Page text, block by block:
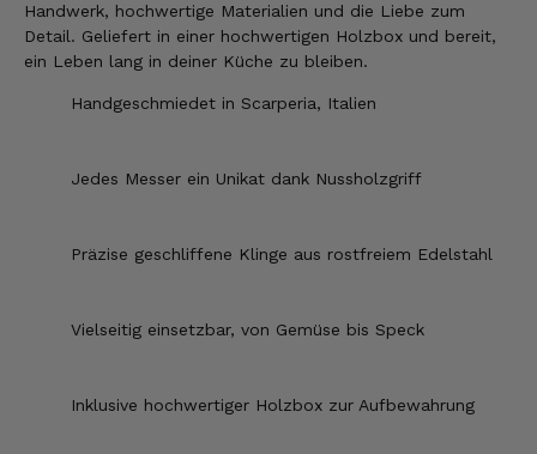
Handwerk, hochwertige Materialien und die Liebe zum
Detail. Geliefert in einer hochwertigen Holzbox und bereit,
ein Leben lang in deiner Küche zu bleiben.
Handgeschmiedet in Scarperia, Italien
Jedes Messer ein Unikat dank Nussholzgriff
Präzise geschliffene Klinge aus rostfreiem Edelstahl
Vielseitig einsetzbar, von Gemüse bis Speck
Inklusive hochwertiger Holzbox zur Aufbewahrung